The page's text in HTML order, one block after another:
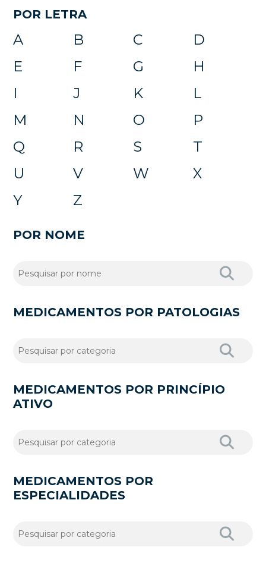
POR LETRA
A B C
D
E
F G
H
I
J K
L
M
N O
P
Q
R S
T
U
V W
X
Y
Z
POR NOME
MEDICAMENTOS POR PATOLOGIAS
MEDICAMENTOS POR PRINCÍPIO
ATIVO
MEDICAMENTOS POR
ESPECIALIDADES